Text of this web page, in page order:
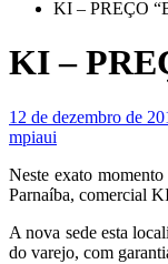
KI – PREÇO
KI –
12 de dezembro de
mpiaui
Neste exato
Parnaíba, comercial
A nova sede esta
do varejo, com